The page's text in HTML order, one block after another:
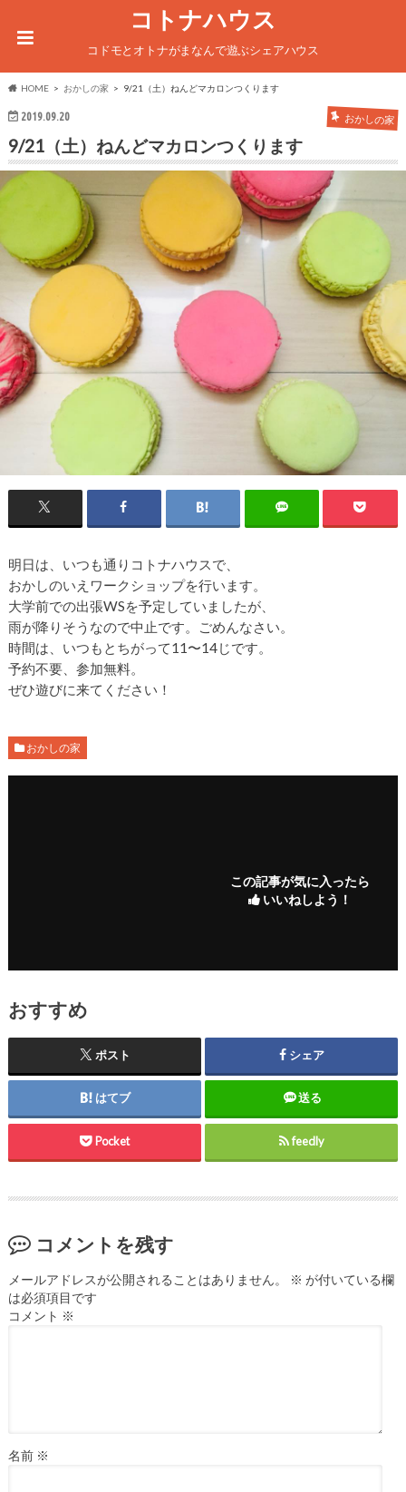
コトナハウス
コドモとオトナがまなんで遊ぶシェアハウス
HOME おかしの家 9/21（土）ねんどマカロンつくります
2019.09.20 おかしの家
9/21（土）ねんどマカロンつくります
明日は、いつも通りコトナハウスで、
おかしのいえワークショップを行います。
大学前での出張WSを予定していましたが、
雨が降りそうなので中止です。ごめんなさい。
時間は、いつもとちがって11〜14じです。
予約不要、参加無料。
ぜひ遊びに来てください！
おかしの家
この記事が気に入ったら
いいねしよう！
おすすめ
ポスト シェア
はてブ 送る
Pocket feedly
コメントを残す
メールアドレスが公開されることはありません。 ※ が付いている欄
は必須項目です
コメント ※
名前 ※